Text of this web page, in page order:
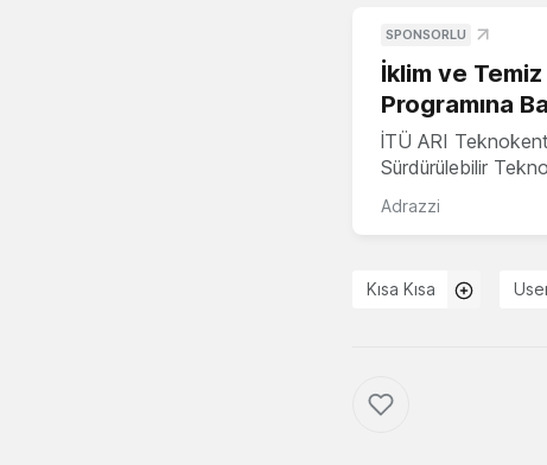
SPONSORLU
İklim ve
Programına
İTÜ ARI
Sürdürülebilir
Adrazzi
Kısa Kısa